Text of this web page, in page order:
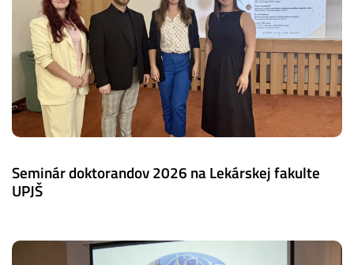
Seminár doktorandov 2026 na Lekárskej fakulte
UPJŠ